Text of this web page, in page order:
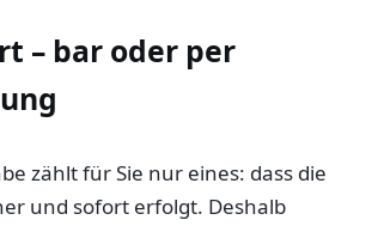
– bar oder per
zählt für Sie nur eines: dass die
und sofort erfolgt. Deshalb